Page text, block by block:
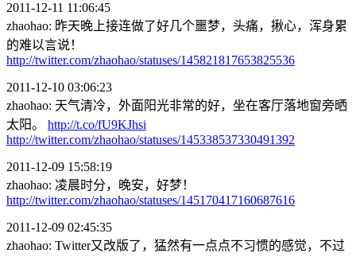
2011-12-11 11:06:45
zhaohao: 昨天晚上接连做了好几个噩梦，头痛，揪心，浑身累
的难以言说！
http://twitter.com/zhaohao/statuses/145821817653825536
2011-12-10 03:06:23
zhaohao: 天气清冷，外面阳光非常的好，坐在客厅落地窗旁晒
太阳。 http://t.co/fU9KJhsi
http://twitter.com/zhaohao/statuses/145338537330491392
2011-12-09 15:58:19
zhaohao: 凌晨时分，晚安，好梦！
http://twitter.com/zhaohao/statuses/145170417160687616
2011-12-09 02:45:35
zhaohao: Twitter又改版了，猛然有一点点不习惯的感觉，不过